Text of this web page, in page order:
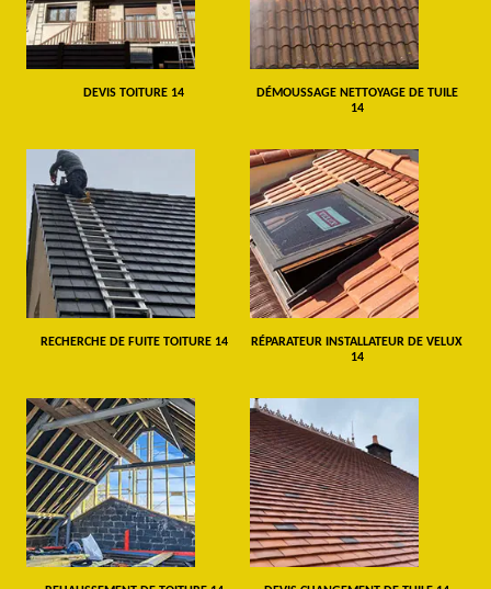
DEVIS TOITURE 14
DÉMOUSSAGE NETTOYAGE DE TUILE
14
RECHERCHE DE FUITE TOITURE 14
RÉPARATEUR INSTALLATEUR DE VELUX
14